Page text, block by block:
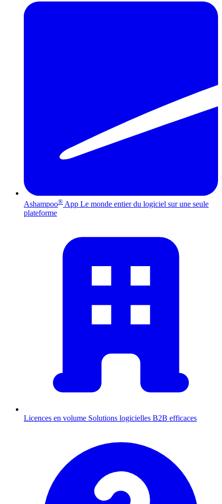
Ashampoo® App Le monde entier du logiciel sur une seule
plateforme
Licences en volume Solutions logicielles B2B efficaces